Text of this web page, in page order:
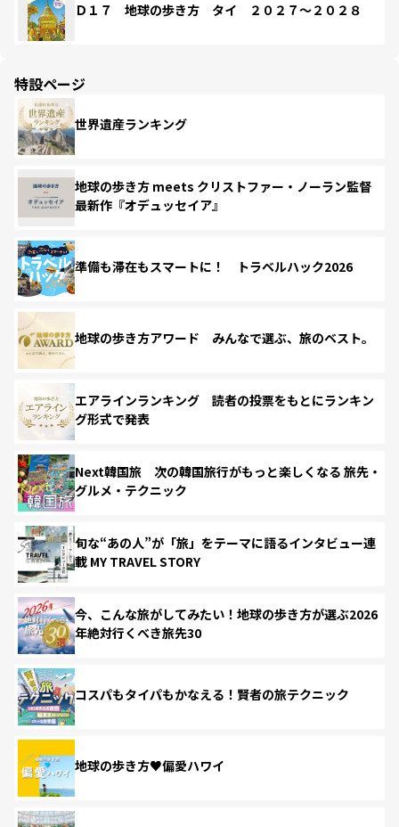
Ｄ１７ 地球の歩き方 タイ ２０２７～２０２８
特設ページ
世界遺産ランキング
地球の歩き方 meets クリストファー・ノーラン監督
最新作『オデュッセイア』
準備も滞在もスマートに！ トラベルハック2026
地球の歩き方アワード みんなで選ぶ、旅のベスト。
エアラインランキング 読者の投票をもとにランキン
グ形式で発表
Next韓国旅 次の韓国旅行がもっと楽しくなる 旅先・
グルメ・テクニック
旬な“あの人”が「旅」をテーマに語るインタビュー連
載 MY TRAVEL STORY
今、こんな旅がしてみたい！地球の歩き方が選ぶ2026
年絶対行くべき旅先30
コスパもタイパもかなえる！賢者の旅テクニック
地球の歩き方♥偏愛ハワイ